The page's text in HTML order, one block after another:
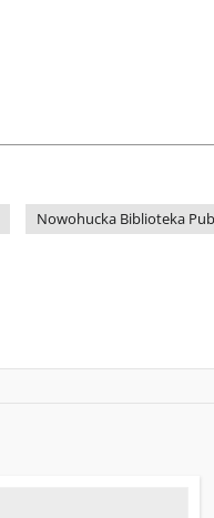
Nowohucka Biblioteka